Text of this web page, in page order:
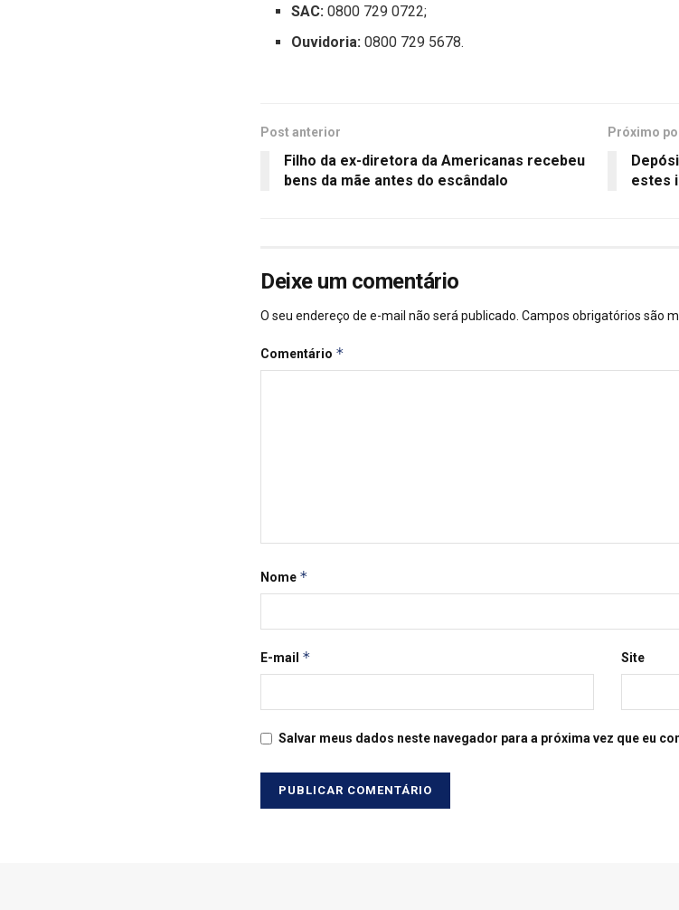
SAC: 0800 729 0722;
Ouvidoria: 0800 729 5678.
Post anterior
Filho da ex-diretora da Americanas recebeu
bens da mãe antes do escândalo
Próximo
estes
Deixe um comentário
O seu endereço de e-mail não será publicado. Campos obrigatórios são
Comentário *
Nome *
E-mail * Site
Salvar meus dados neste navegador para a próxima vez que eu